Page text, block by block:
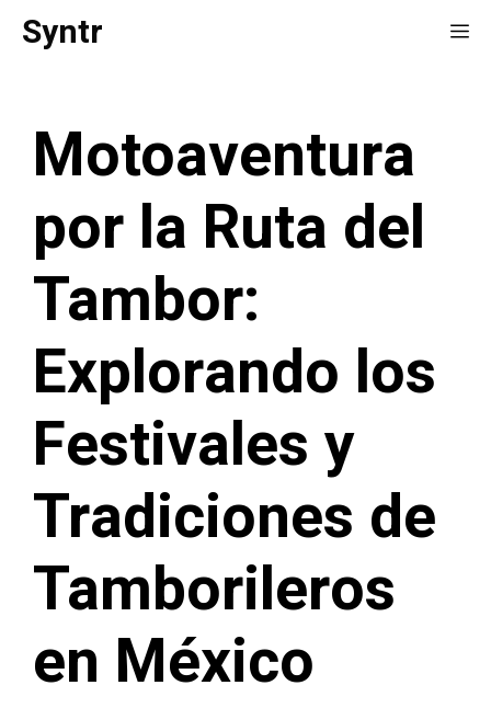
SaltarSyntr
Motoaventura
por la Ruta del
Tambor:
Explorando los
Festivales y
Tradiciones de
Tamborileros
en México